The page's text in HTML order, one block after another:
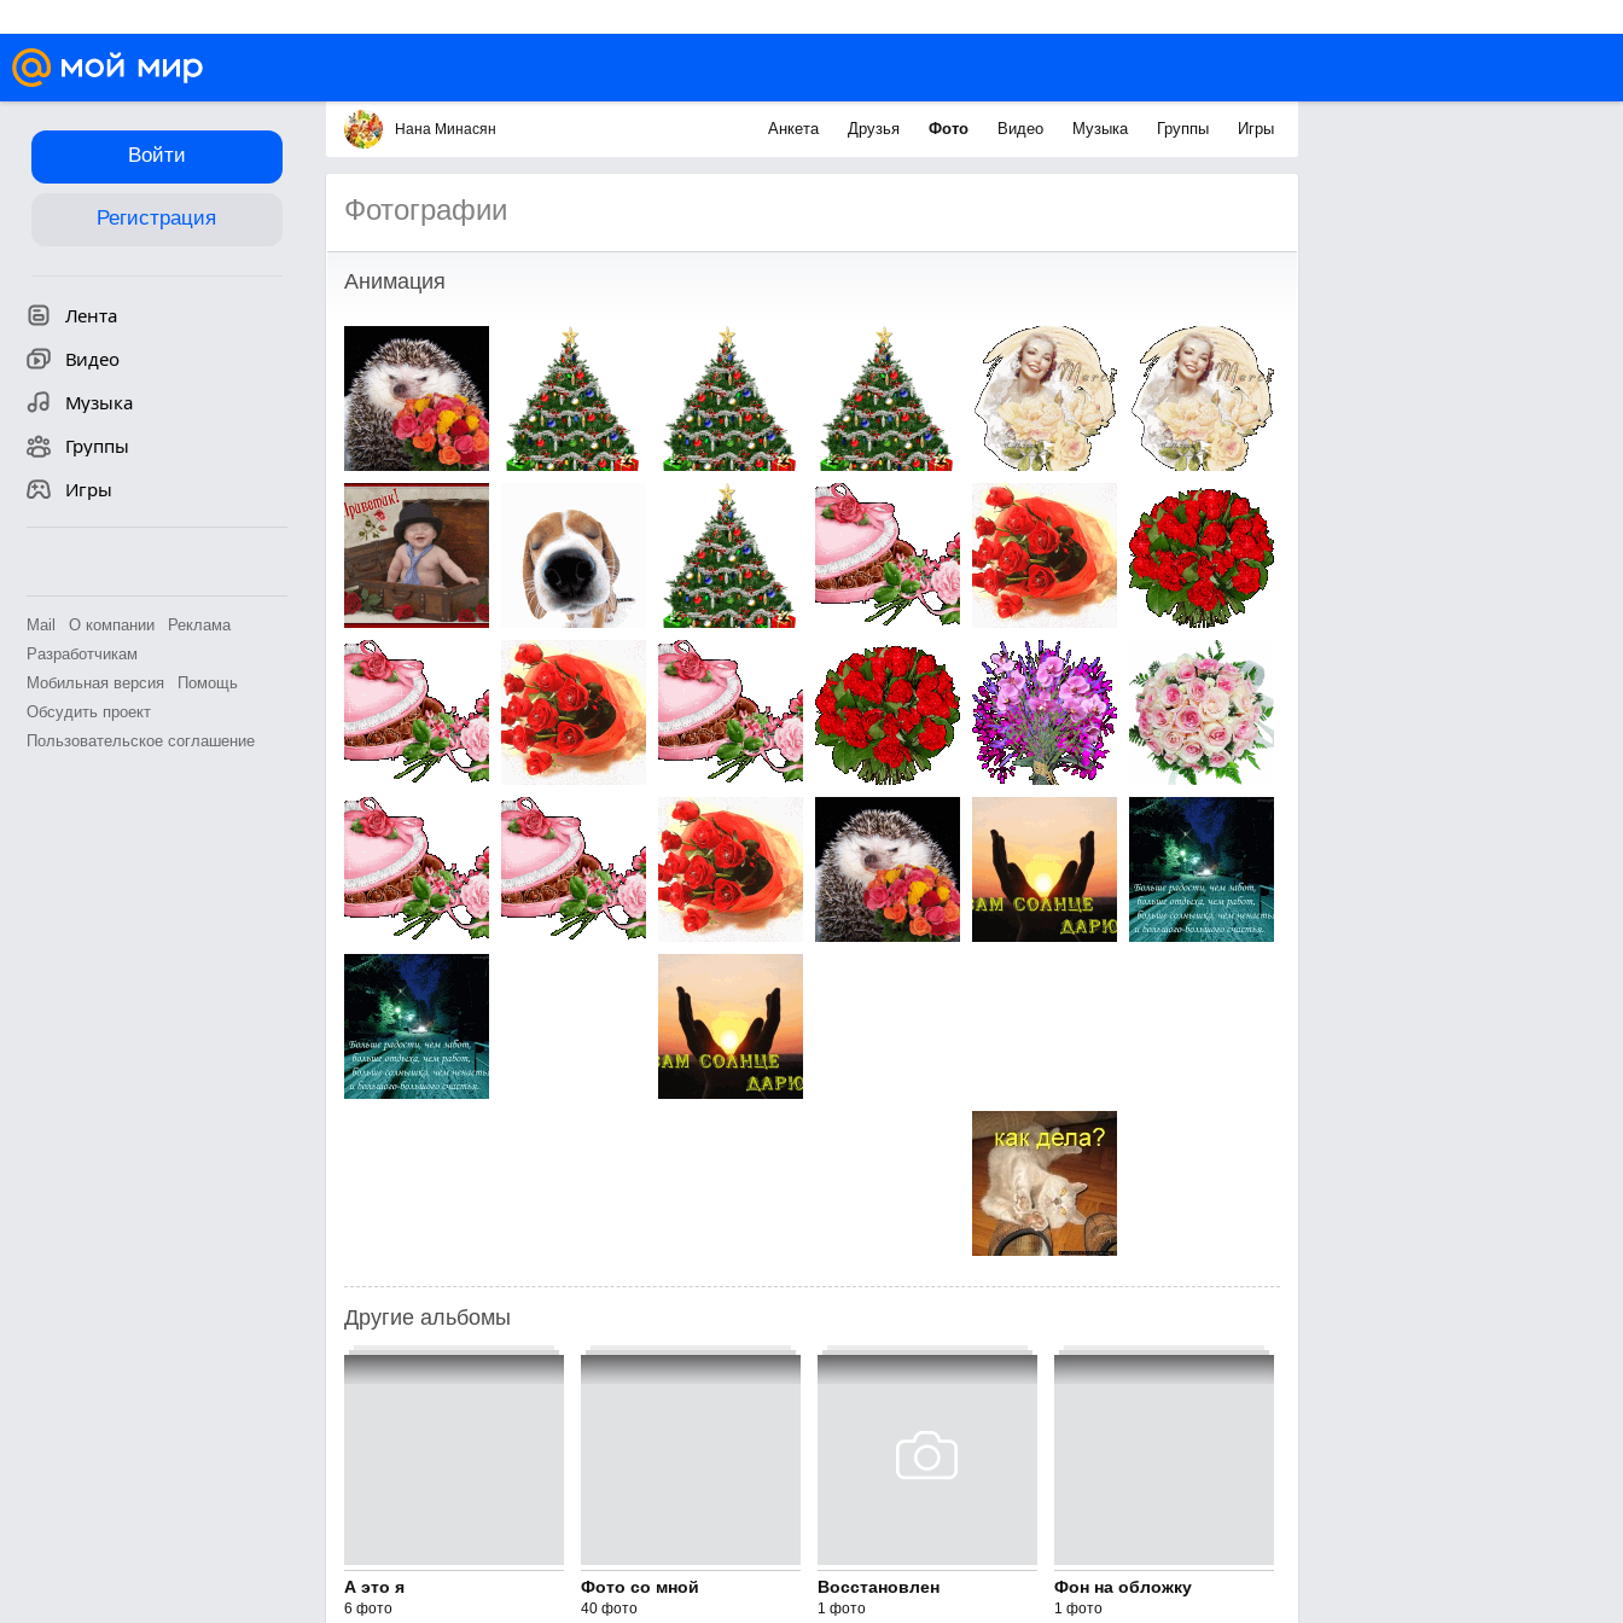
Войти
Регистрация
Лента
Видео
Музыка
Группы
Игры
Mail О компании
Реклама
Разработчикам
Мобильная версия
Помощь
Обсудить проект
Пользовательское соглашение
Нана Минасян Анкета Друзья Фото Видео Музыка Группы Игры
Фотографии
Анимация
Другие альбомы
А это я
6 фото
Фото со мной
40 фото
Восстановлен
1 фото
Фон на обложку
1 фото